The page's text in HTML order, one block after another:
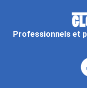
Professionnels et